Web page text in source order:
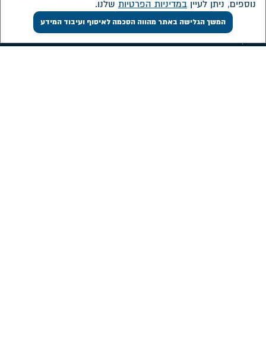
שירות לקוחות
נוספים, ניתן לעיין במדיניות הפרטיות שלנו.
המשך הגלישה באתר מהווה הסכמה לאיסוף ועיבוד המידע